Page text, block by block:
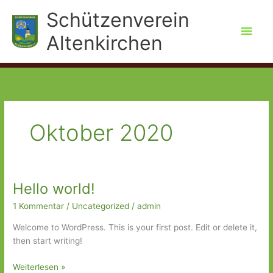
Inhalt
springen
Schützenverein
Altenkirchen
Oktober 2020
Hello world!
1 Kommentar / Uncategorized /admin
Welcome to WordPress. This is your first post. Edit or delete it,
then start writing!
Hello
Weiterlesen »